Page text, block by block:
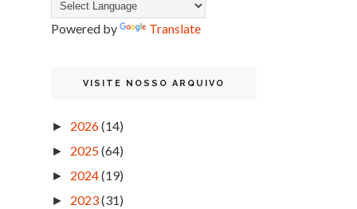
Powered by Translate
VISITE NOSSO ARQUIVO
► 2026(14)
► 2025(64)
► 2024(19)
► 2023(31)